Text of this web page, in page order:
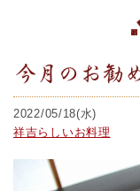
今月のお勧
2022/05/18(水)
祥吉らしいお料理